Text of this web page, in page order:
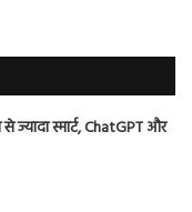
ज्यादा स्मार्ट, ChatGPT और